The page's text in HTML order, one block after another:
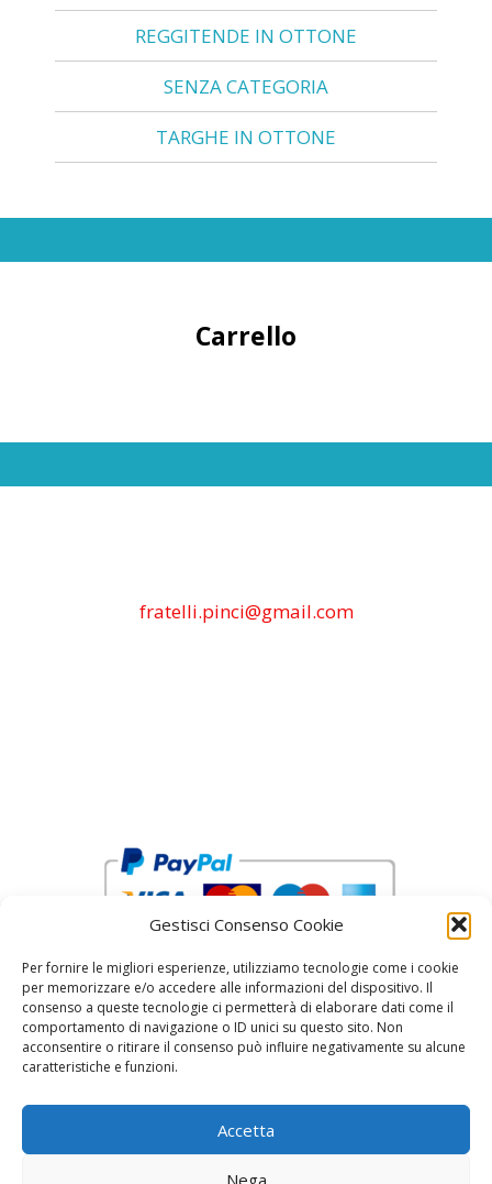
Gestisci Consenso Cookie
Per fornire le migliori esperienze, utilizziamo tecnologie come i cookie
per memorizzare e/o accedere alle informazioni del dispositivo. Il
consenso a queste tecnologie ci permetterà di elaborare dati come il
comportamento di navigazione o ID unici su questo sito. Non
acconsentire o ritirare il consenso può influire negativamente su alcune
caratteristiche e funzioni.
Accetta
Nega
REGGITENDE IN OTTONE
SENZA CATEGORIA
TARGHE IN OTTONE
Carrello
fratelli.pinci@gmail.com
reCAPTCHA Google’s Privacy Policy and